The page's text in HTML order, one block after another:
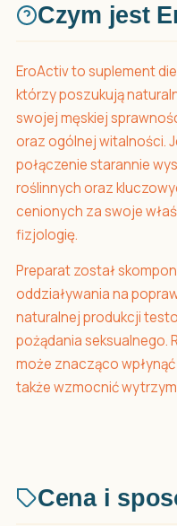
Czym jest
EroActiv to suplement
którzy poszukują
swojej męskiej
oraz ogólnej witalności.
połączenie starannie
roślinnych oraz
cenionych za swoje
fizjologię.
Preparat został
oddziaływania na
naturalnej produkcji
pożądania seksualnego.
może znacząco
także wzmocnić
Cena i